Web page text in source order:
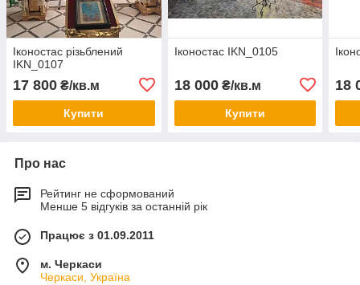
Іконостас різьблений
IKN_0107
17 800 ₴/кв.м
Купити
Іконостас IKN_0105
18 000₴/кв.м
Купити
18
Про нас
Рейтинг не сформований
Менше 5 відгуків за останній рік
Працює з 01.09.2011
м. Черкаси
Черкаси, Україна